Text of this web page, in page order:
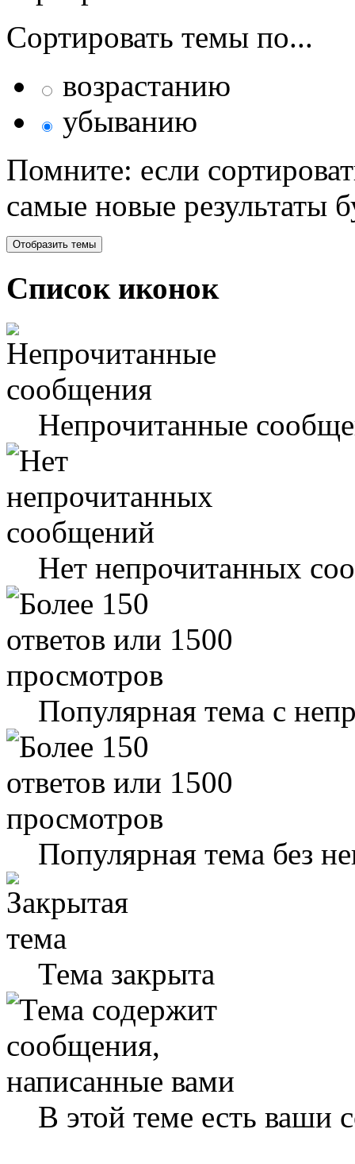
Сортировать темы по...
возрастанию
убыванию
Помните: если
самые новые результаты
Список иконок
Непрочитанные
Нет непрочитанных
Популярная тема с
Популярная тема без
Тема закрыта
В этой теме есть ваши